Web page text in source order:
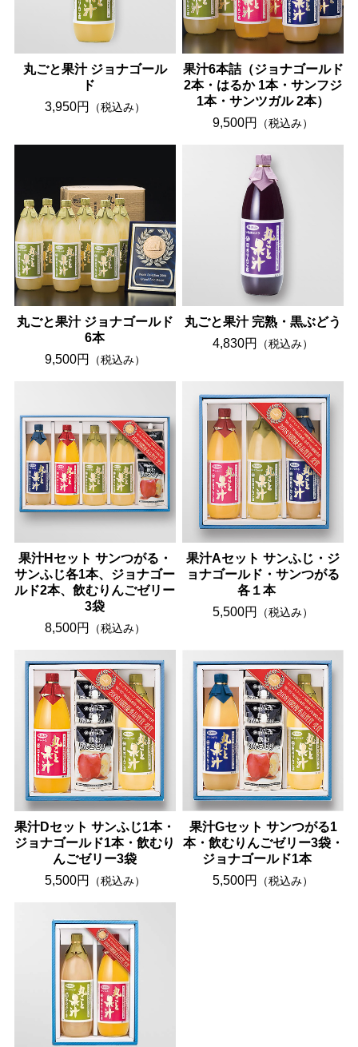
丸ごと果汁 ジョナゴール
ド
3,950円
（税込み）
果汁6本詰（ジョナゴールド
2本・はるか 1本・サンフジ
1本・サンツガル 2本）
9,500円
（税込み）
丸ごと果汁 ジョナゴールド
6本
9,500円
（税込み）
丸ごと果汁 完熟・黒ぶどう
4,830円
（税込み）
果汁Hセット サンつがる・
サンふじ各1本、ジョナゴー
ルド2本、飲むりんごゼリー
3袋
8,500円
（税込み）
果汁Aセット サンふじ・ジ
ョナゴールド・サンつがる
各１本
5,500円
（税込み）
果汁Dセット サンふじ1本・
ジョナゴールド1本・飲むり
んごゼリー3袋
5,500円
（税込み）
果汁Gセット サンつがる1
本・飲むりんごゼリー3袋・
ジョナゴールド1本
5,500円
（税込み）